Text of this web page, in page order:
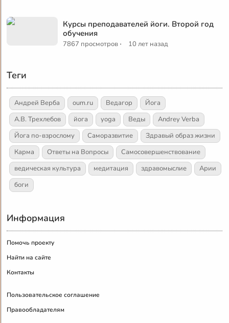
Курсы преподавателей йоги. Второй год
обучения
7867 просмотров · 10 лет назад
Теги
Андрей Верба oum.ru Ведагор
Йога
А.В. Трехлебов
йога yoga Веды
Andrey Verba
Йога по-взрослому
Саморазвитие
Здравый образ жизни
Карма
Ответы на Вопросы
Самосовершенствование
ведическая культура
медитация здравомыслие
Арии
боги
Информация
Помочь проекту
Найти на сайте
Контакты
Пользовательское соглашение
Правообладателям